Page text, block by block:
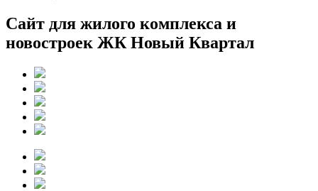
Сайт для жилого комплекса и
новостроек ЖК Новый Квартал